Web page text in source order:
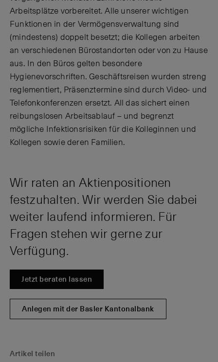
Arbeitsplätze vorbereitet. Alle unserer wichtigen
Funktionen in der Vermögensverwaltung sind
(mindestens) doppelt besetzt; die Kollegen arbeiten
an verschiedenen Bürostandorten oder von zu Hause
aus. In den Büros gelten besondere
Hygienevorschriften. Geschäftsreisen wurden streng
reglementiert, Präsenztermine sind durch Video- und
Telefonkonferenzen ersetzt. All das sichert einen
reibungslosen Arbeitsablauf – und begrenzt
mögliche Infektionsrisiken für die Kolleginnen und
Kollegen sowie deren Familien.
Wir raten an Aktienpositionen
festzuhalten. Wir werden Sie dabei
weiter laufend informieren. Für
Fragen stehen wir gerne zur
Verfügung.
Jetzt beraten lassen
Anlegen mit der Basler Kantonalbank
Artikel teilen